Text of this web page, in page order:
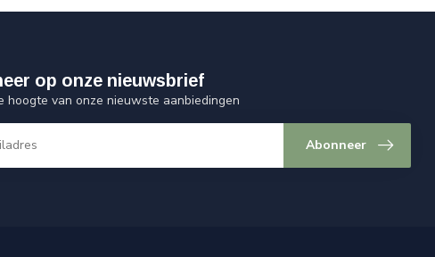
op onze nieuwsbrief
hoogte van onze nieuwste aanbiedingen
Abonneer